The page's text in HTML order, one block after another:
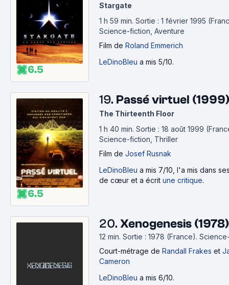
6.5
Stargate
1 h 59 min. Sortie : 1 février 1995
Science-fiction, Aventure
Film de Roland Emmerich
LeDinoBleu a mis 5/10.
6.5
19. Passé virtuel (1999)
The Thirteenth Floor
1 h 40 min. Sortie : 18 août 1999
Science-fiction, Thriller
Film de Josef Rusnak
LeDinoBleu a mis 7/10, l'a mis dans
de cœur et a écrit une critique.
20. Xenogenesis (1978)
12 min. Sortie : 1978 (France).
Court-métrage de Randall Frakes et
Cameron
LeDinoBleu a mis 6/10.